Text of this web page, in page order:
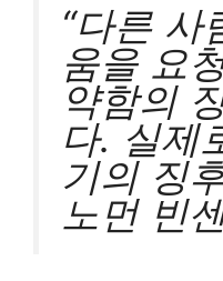
“다른 사
움을 요
약함의
다. 실제
기의 징
노먼 빈